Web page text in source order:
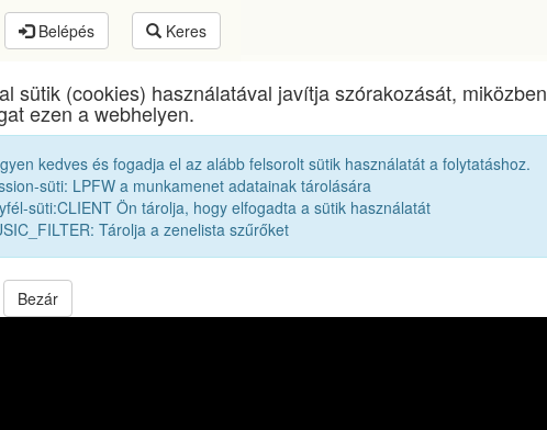
Belépés Keres
liceumok gimnáziumok kollégiumokegykori diákjai
Zenedoboz: Queen - A kind of Magic
sütik (cookies) használatával javítja szórakozását, miközben
ezen a webhelyen.
kedves és fogadja el az alább felsorolt sütik használatát a folytatáshoz.
süti: LPFW a munkamenet adatainak tárolására
süti:CLIENT Ön tárolja, hogy elfogadta a sütik használatát
Tárolja a zenelista szűrőket
Bezár